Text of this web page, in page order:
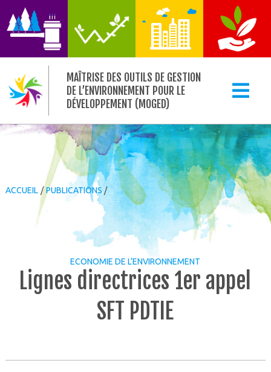
MAÎTRISE DES OUTILS DE GESTION
DE L’ENVIRONNEMENT POUR LE
DÉVELOPPEMENT (MOGED)
ACCUEIL / PUBLICATIONS /
ECONOMIE DE L’ENVIRONNEMENT
Lignes directrices 1er appel
SFT PDTIE